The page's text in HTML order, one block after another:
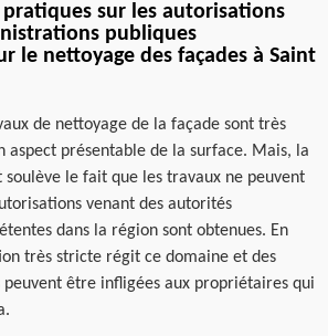
sur les autorisations
publiques
le nettoyage des façades à Saint
de nettoyage de la façade sont très
aspect présentable de la surface. Mais, la
soulève le fait que les travaux ne peuvent
venant des autorités
dans la région sont obtenues. En
très stricte régit ce domaine et des
peuvent être infligées aux propriétaires qui